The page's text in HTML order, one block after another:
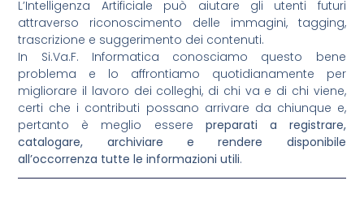
L’Intelligenza Artificiale può aiutare gli utenti futuri
attraverso riconoscimento delle immagini, tagging,
trascrizione e suggerimento dei contenuti.
In Si.Va.F. Informatica conosciamo questo bene
problema e lo affrontiamo quotidianamente per
migliorare il lavoro dei colleghi, di chi va e di chi viene,
certi che i contributi possano arrivare da chiunque e,
pertanto è meglio essere preparati a registrare,
catalogare, archiviare e rendere disponibile
all’occorrenza tutte le informazioni utili.